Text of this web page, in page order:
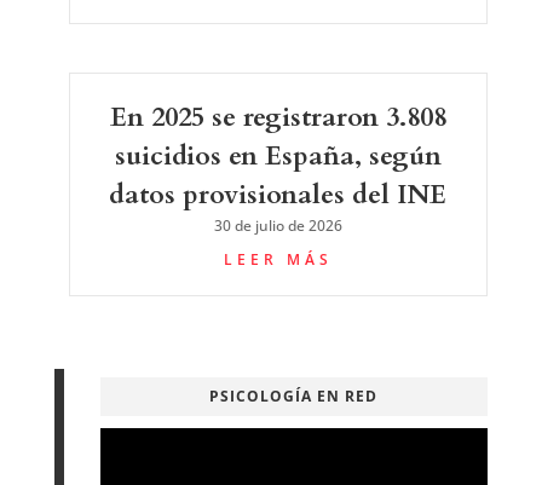
En 2025 se registraron 3.808
suicidios en España, según
datos provisionales del INE
30 de julio de 2026
LEER MÁS
PSICOLOGÍA EN RED